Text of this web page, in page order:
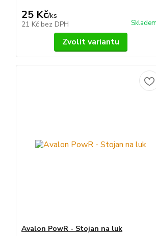
25 Kč/ks
21 Kč bez DPH Skladem
Zvolit variantu
Avalon PowR - Stojan na luk